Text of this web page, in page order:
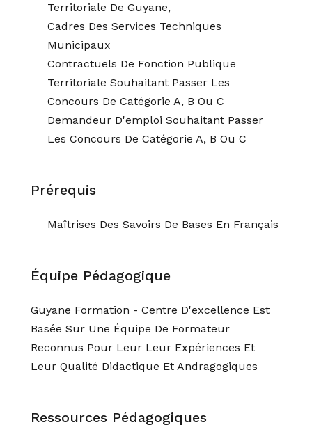
Territoriale De Guyane,
Cadres Des Services Techniques
Municipaux
Contractuels De Fonction Publique
Territoriale Souhaitant Passer Les
Concours De Catégorie A, B Ou C
Demandeur D'emploi Souhaitant Passer
Les Concours De Catégorie A, B Ou C
Prérequis
Maîtrises Des Savoirs De Bases En Français
Équipe Pédagogique
Guyane Formation - Centre D'excellence Est
Basée Sur Une Équipe De Formateur
Reconnus Pour Leur Leur Expériences Et
Leur Qualité Didactique Et Andragogiques
Ressources Pédagogiques